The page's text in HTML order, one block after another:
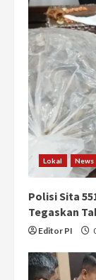
R
e
a
d
i
n
g
Lokal News
Polisi Sita
Tegaskan
Editor PI